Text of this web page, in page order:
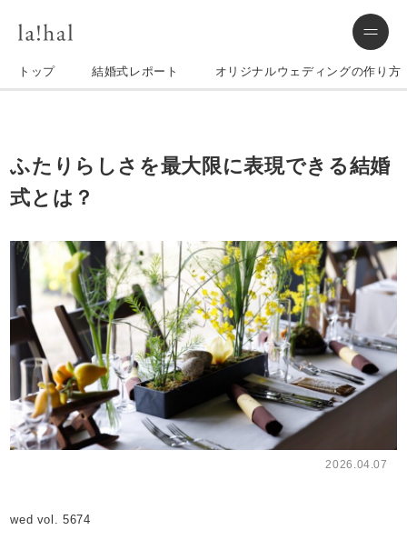
トップ 結婚式レポート オリジナルウェディングの作り方
ふたりらしさを最大限に表現できる結婚
式とは？
2026.04.07
wed vol. 5674